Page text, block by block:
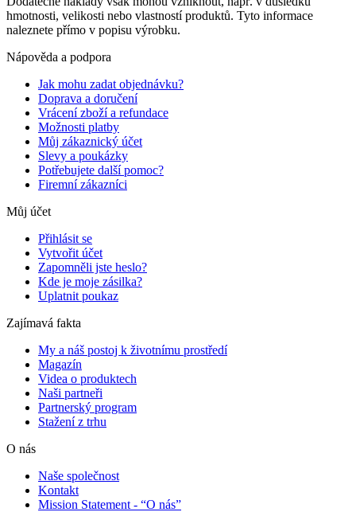
hmotnosti, velikosti nebo vlastností produktů. Tyto informace
naleznete přímo v popisu výrobku.
Nápověda a podpora
Jak mohu zadat objednávku?
Doprava a doručení
Vrácení zboží a refundace
Možnosti platby
Můj zákaznický účet
Slevy a poukázky
Potřebujete další pomoc?
Firemní zákazníci
Můj účet
Přihlásit se
Vytvořit účet
Zapomněli jste heslo?
Kde je moje zásilka?
Uplatnit poukaz
Zajímavá fakta
My a náš postoj k životnímu prostředí
Magazín
Videa o produktech
Naši partneři
Partnerský program
Stažení z trhu
O nás
Naše společnost
Kontakt
Mission Statement - “O nás”